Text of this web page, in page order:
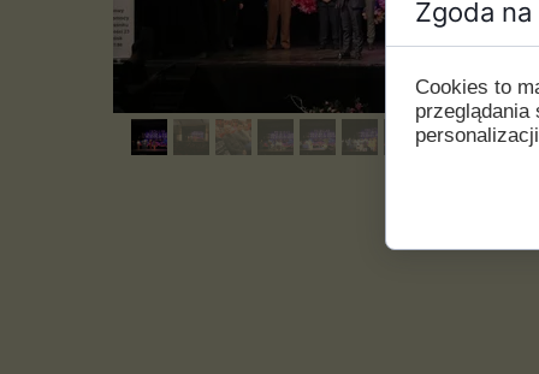
Zgoda
Cookies to
przeglądania